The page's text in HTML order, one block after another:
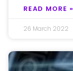
READ MORE »
26 March 2022